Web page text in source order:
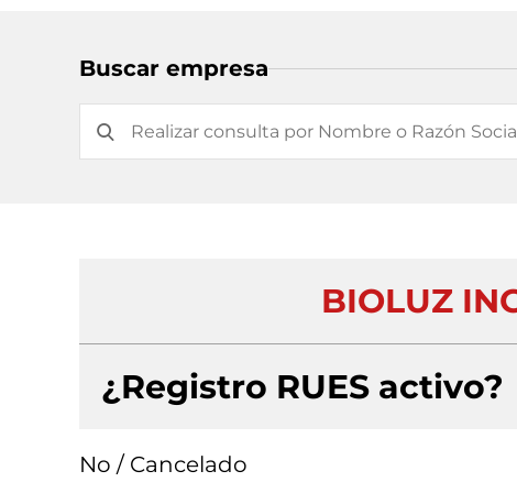
Buscar empresa
BIOLUZ
¿Registro RUES activo?
No / Cancelado